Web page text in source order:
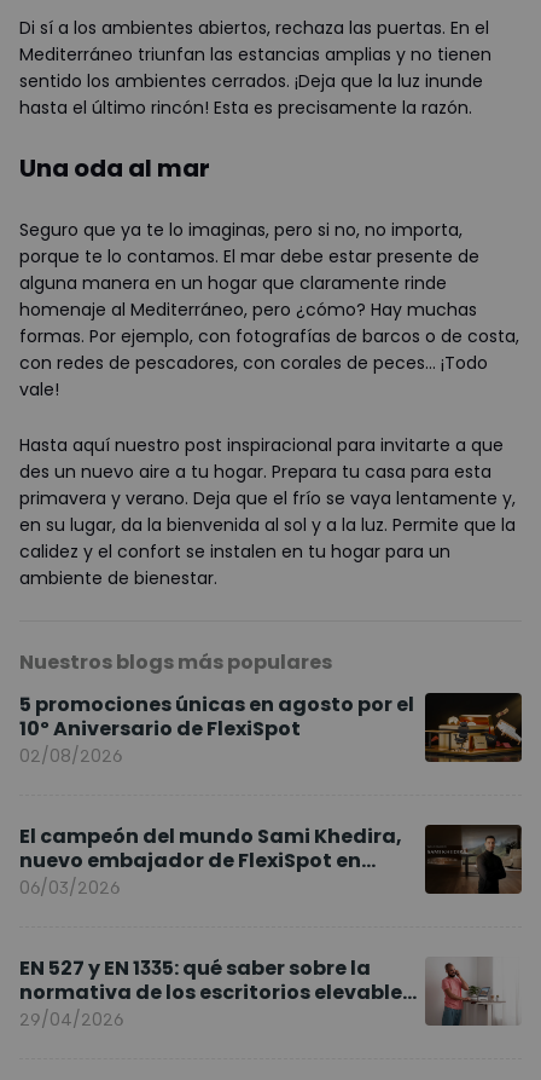
Di sí a los ambientes abiertos, rechaza las puertas. En el
Mediterráneo triunfan las estancias amplias y no tienen
sentido los ambientes cerrados. ¡Deja que la luz inunde
hasta el último rincón! Esta es precisamente la razón.
Una oda al mar
Seguro que ya te lo imaginas, pero si no, no importa,
porque te lo contamos. El mar debe estar presente de
alguna manera en un hogar que claramente rinde
homenaje al Mediterráneo, pero ¿cómo? Hay muchas
formas. Por ejemplo, con fotografías de barcos o de costa,
con redes de pescadores, con corales de peces… ¡Todo
vale!
Hasta aquí nuestro post inspiracional para invitarte a que
des un nuevo aire a tu hogar. Prepara tu casa para esta
primavera y verano. Deja que el frío se vaya lentamente y,
en su lugar, da la bienvenida al sol y a la luz. Permite que la
calidez y el confort se instalen en tu hogar para un
ambiente de bienestar.
Nuestros blogs más populares
5 promociones únicas en agosto por el
10º Aniversario de FlexiSpot
02/08/2026
El campeón del mundo Sami Khedira,
nuevo embajador de FlexiSpot en
Europa
06/03/2026
EN 527 y EN 1335: qué saber sobre la
normativa de los escritorios elevables
y sillas ergonómicas
29/04/2026